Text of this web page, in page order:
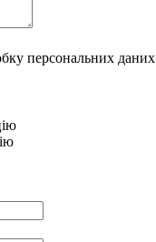
персональних даних